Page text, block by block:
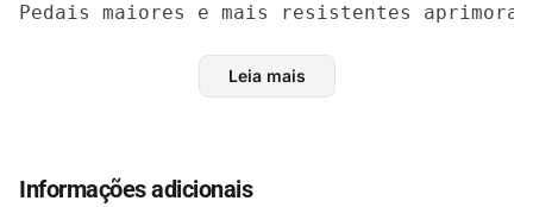
Pedais maiores e mais resistentes
Gerencie as configurações com o aplicativo
Oficialmente licenciado pela Microsoft
Leia mais
Informações adicionais